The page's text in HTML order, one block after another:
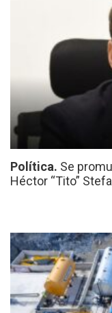
Política. Se
Héctor “Tito”